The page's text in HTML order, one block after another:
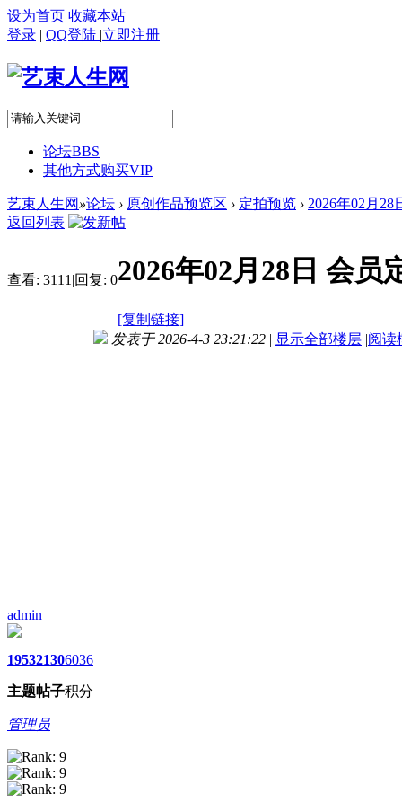
设为首页 收藏本站
登录 | QQ登陆 |立即注册
论坛BBS
其他方式购买VIP
艺束人生网 »论坛 › 原创作品预览区 › 定拍预览 › 2026年02月
返回列表
查看: 3111 |回复: 02026年02月28日 会
[复制链接]
admin
1953
主题
2130
帖子
6036
积分
管理员
发表于 2026-4-3 23:21:22 | 显示全部楼层 |阅读